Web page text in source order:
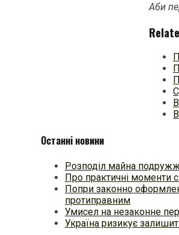
Аби
Останні новини
Розподіл майна
Про практичні моменти
Попри законно
протиправним
Умисел на незаконне
Україна ризикує